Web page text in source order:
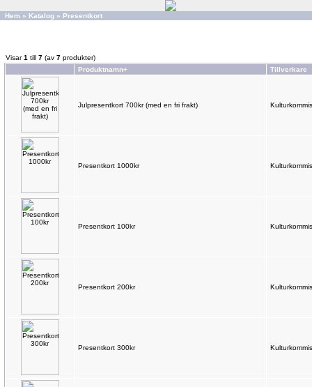
Hem » Katalog » Presentkort
Visar1 till 7 (av 7 produkter)
Produktnamn+
Tillverkare
Julpresentkort 700kr (med en fri frakt)
Presentkort 1000kr
Presentkort 100kr
Presentkort 200kr
Presentkort 300kr